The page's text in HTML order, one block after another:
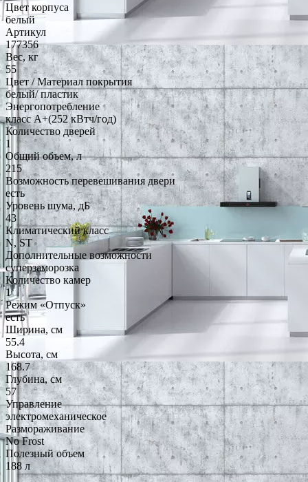
Цвет корпуса
белый
Артикул
177356
Вес, кг
55
Цвет / Материал покрытия
белый/ пластик
Энергопотребление
класс A+(252 кВтч/год)
Количество дверей
1
Общий объем, л
215
Возможность перевешивания двери
есть
Уровень шума, дБ
43
Климатический класс
N, ST
Дополнительные возможности
суперзаморозка
Количество камер
1
Режим «Отпуск»
есть
Ширина, см
55.4
Высота, см
168.7
Глубина, см
57
Управление
электромеханическое
Размораживание
No Frost
Полезный объем
188 л